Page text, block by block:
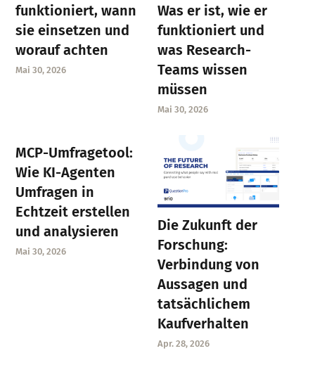
funktioniert, wann
sie einsetzen und
worauf achten
Mai 30, 2026
Was er ist, wie er
funktioniert und
was Research-
Teams wissen
müssen
Mai 30, 2026
MCP-Umfragetool:
Wie KI-Agenten
Umfragen in
Echtzeit erstellen
und analysieren
Mai 30, 2026
Die Zukunft der
Forschung:
Verbindung von
Aussagen und
tatsächlichem
Kaufverhalten
Apr. 28, 2026